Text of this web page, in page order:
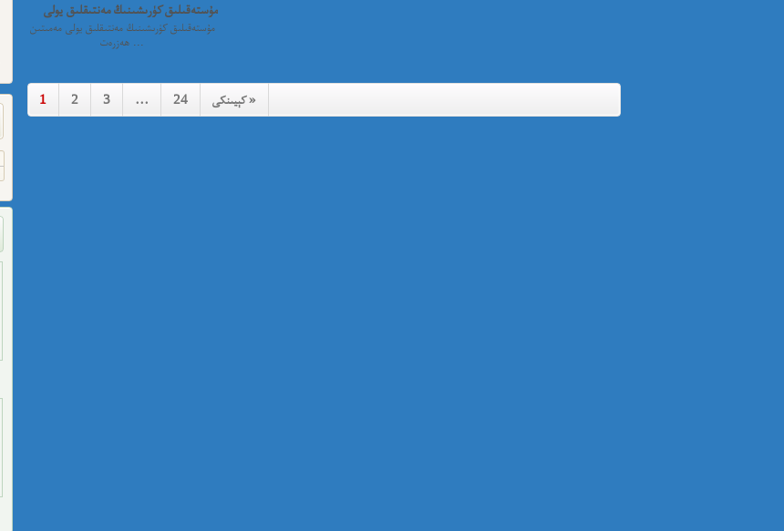
مۇستەقىلىق كۈرىشىنىڭ مەنتىقلىق يولى
مۇستەقىلىق كۈرىشىنىڭ مەنتىقلىق يولى مەمىتىن
ھەزرەت ...
1 2 3 … 24 كېيىنكى »